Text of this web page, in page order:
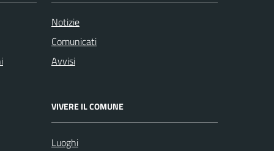
Notizie
Comunicati
Avvisi
VIVERE IL COMUNE
Luoghi